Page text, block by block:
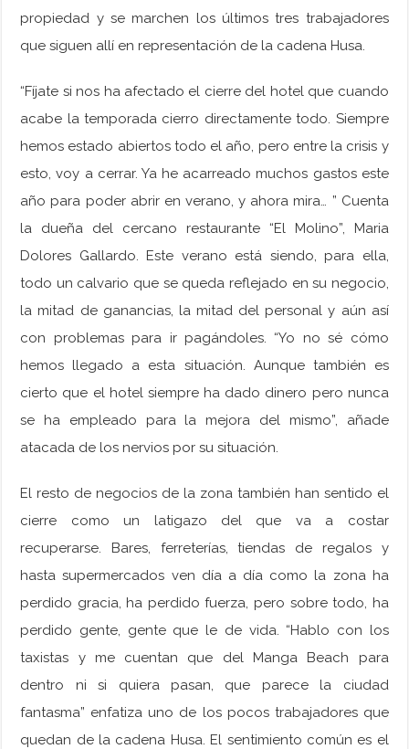
propiedad y se marchen los últimos tres trabajadores
que siguen allí en representación de la cadena Husa.
“Fíjate si nos ha afectado el cierre del hotel que cuando
acabe la temporada cierro directamente todo. Siempre
hemos estado abiertos todo el año, pero entre la crisis y
esto, voy a cerrar. Ya he acarreado muchos gastos este
año para poder abrir en verano, y ahora mira… ” Cuenta
la dueña del cercano restaurante “El Molino”, Maria
Dolores Gallardo. Este verano está siendo, para ella,
todo un calvario que se queda reflejado en su negocio,
la mitad de ganancias, la mitad del personal y aún así
con problemas para ir pagándoles. “Yo no sé cómo
hemos llegado a esta situación. Aunque también es
cierto que el hotel siempre ha dado dinero pero nunca
se ha empleado para la mejora del mismo”, añade
atacada de los nervios por su situación.
El resto de negocios de la zona también han sentido el
cierre como un latigazo del que va a costar
recuperarse. Bares, ferreterías, tiendas de regalos y
hasta supermercados ven día a día como la zona ha
perdido gracia, ha perdido fuerza, pero sobre todo, ha
perdido gente, gente que le de vida. “Hablo con los
taxistas y me cuentan que del Manga Beach para
dentro ni si quiera pasan, que parece la ciudad
fantasma” enfatiza uno de los pocos trabajadores que
quedan de la cadena Husa. El sentimiento común es el